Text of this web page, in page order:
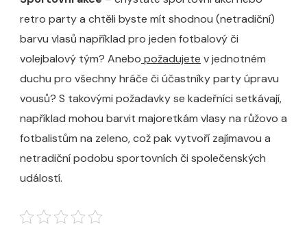
retro party a chtěli byste mít shodnou (netradiční)
barvu vlasů například pro jeden fotbalový či
volejbalový tým? Anebo požadujete v jednotném
duchu pro všechny hráče či účastníky party úpravu
vousů? S takovými požadavky se kadeřníci setkávají,
například mohou barvit majoretkám vlasy na růžovo a
fotbalistům na zeleno, což pak vytvoří zajímavou a
netradiční podobu sportovních či společenských
událostí.